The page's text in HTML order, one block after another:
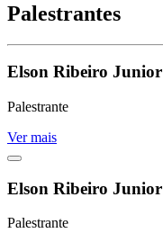
Palestrantes
Elson Ribeiro Junior
Palestrante
Ver mais
Elson Ribeiro Junior
Palestrante